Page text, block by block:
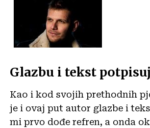
Glazbu i tekst
Kao i kod svojih prethodnih
je i ovaj put autor glazbe i
mi prvo dođe refren, a onda